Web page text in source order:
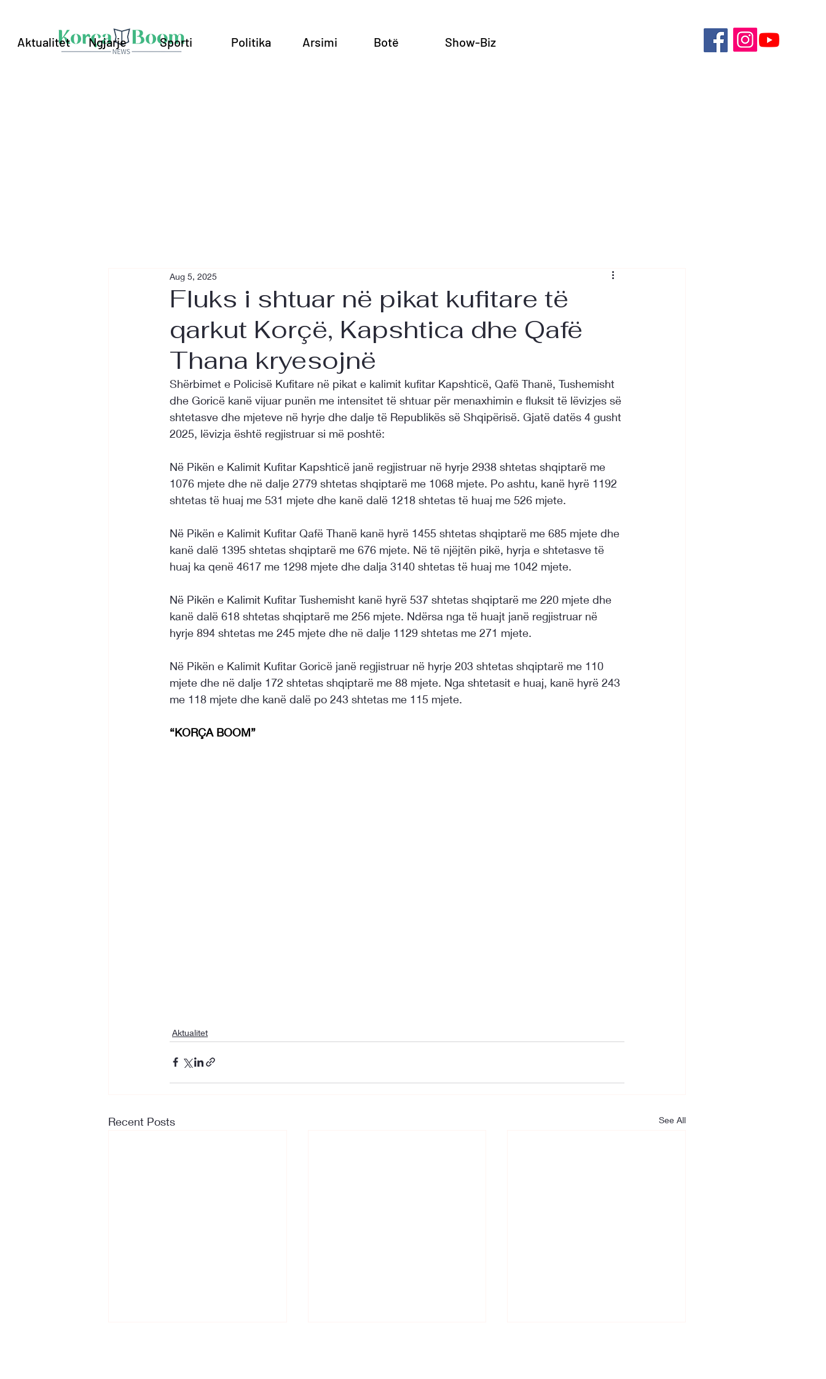
Aktualitet Ngjarje Sporti Politika Arsimi Botë Show-Biz
Fluks i shtuar në pikat kufitare të
qarkut Korçë, Kapshtica dhe Qafë
Thana kryesojnë
Aug 5, 2025
Shërbimet e Policisë Kufitare në pikat e kalimit kufitar Kapshticë, Qafë Thanë, Tushemisht
dhe Goricë kanë vijuar punën me intensitet të shtuar për menaxhimin e fluksit të lëvizjes së
shtetasve dhe mjeteve në hyrje dhe dalje të Republikës së Shqipërisë. Gjatë datës 4 gusht
2025, lëvizja është regjistruar si më poshtë:
Në Pikën e Kalimit Kufitar Kapshticë janë regjistruar në hyrje 2938 shtetas shqiptarë me
1076 mjete dhe në dalje 2779 shtetas shqiptarë me 1068 mjete. Po ashtu, kanë hyrë 1192
shtetas të huaj me 531 mjete dhe kanë dalë 1218 shtetas të huaj me 526 mjete.
Në Pikën e Kalimit Kufitar Qafë Thanë kanë hyrë 1455 shtetas shqiptarë me 685 mjete dhe
kanë dalë 1395 shtetas shqiptarë me 676 mjete. Në të njëjtën pikë, hyrja e shtetasve të
huaj ka qenë 4617 me 1298 mjete dhe dalja 3140 shtetas të huaj me 1042 mjete.
Në Pikën e Kalimit Kufitar Tushemisht kanë hyrë 537 shtetas shqiptarë me 220 mjete dhe
kanë dalë 618 shtetas shqiptarë me 256 mjete. Ndërsa nga të huajt janë regjistruar në
hyrje 894 shtetas me 245 mjete dhe në dalje 1129 shtetas me 271 mjete.
Në Pikën e Kalimit Kufitar Goricë janë regjistruar në hyrje 203 shtetas shqiptarë me 110
mjete dhe në dalje 172 shtetas shqiptarë me 88 mjete. Nga shtetasit e huaj, kanë hyrë 243
me 118 mjete dhe kanë dalë po 243 shtetas me 115 mjete.
“KORÇA BOOM”
Aktualitet
Recent Posts See All